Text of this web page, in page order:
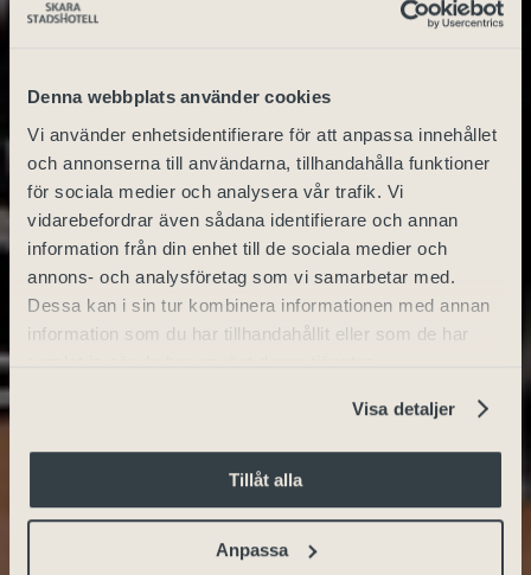
Denna webbplats använder cookies
Vi använder enhetsidentifierare för att anpassa innehållet
och annonserna till användarna, tillhandahålla funktioner
för sociala medier och analysera vår trafik. Vi
vidarebefordrar även sådana identifierare och annan
information från din enhet till de sociala medier och
annons- och analysföretag som vi samarbetar med.
Dessa kan i sin tur kombinera informationen med annan
information som du har tillhandahållit eller som de har
Visa detaljer
Tillåt alla
Anpassa